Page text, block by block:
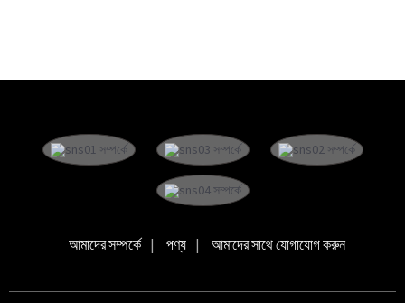
আমাদের সম্পর্কে পণ্য আমাদের সাথে যোগাযোগ করুন